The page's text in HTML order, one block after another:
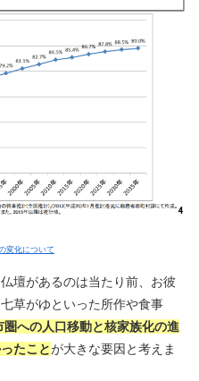
変化について
壇があるのは当たり前、お彼
草がゆといった所作や食事
への人口移動と核家族化の進
たことが大きな要因と考えま